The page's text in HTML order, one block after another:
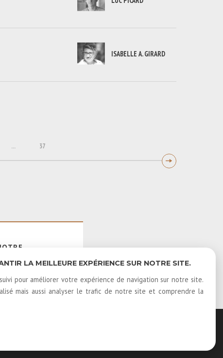
ISABELLE A. GIRARD
... 37
LA MEILLEURE EXPÉRIENCE SUR NOTRE SITE.
pour améliorer votre expérience de navigation sur notre site.
mais aussi analyser le trafic de notre site et comprendre la